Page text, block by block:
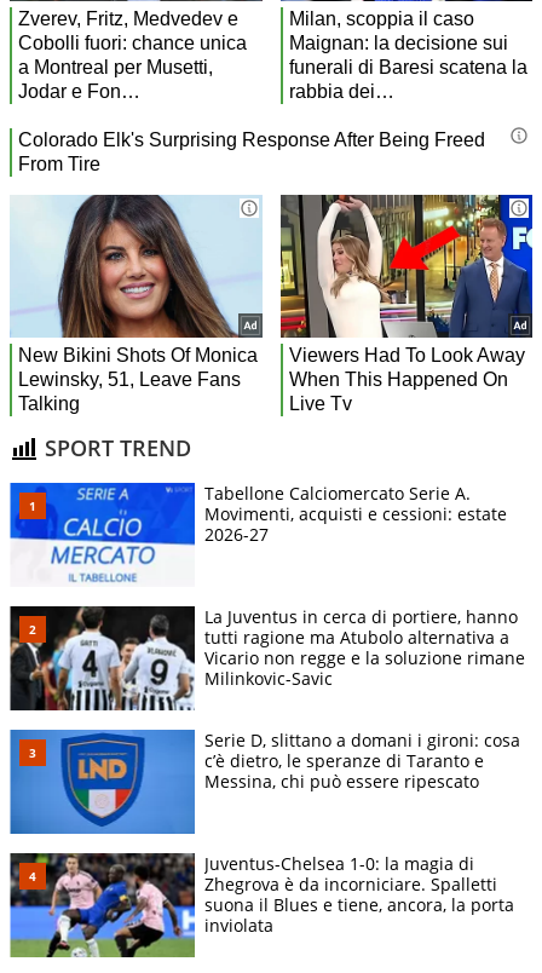
SPORT TREND
Tabellone Calciomercato Serie A.
Movimenti, acquisti e cessioni: estate
2026-27
La Juventus in cerca di portiere, hanno
tutti ragione ma Atubolo alternativa a
Vicario non regge e la soluzione rimane
Milinkovic-Savic
Serie D, slittano a domani i gironi: cosa
c’è dietro, le speranze di Taranto e
Messina, chi può essere ripescato
Juventus-Chelsea 1-0: la magia di
Zhegrova è da incorniciare. Spalletti
suona il Blues e tiene, ancora, la porta
inviolata